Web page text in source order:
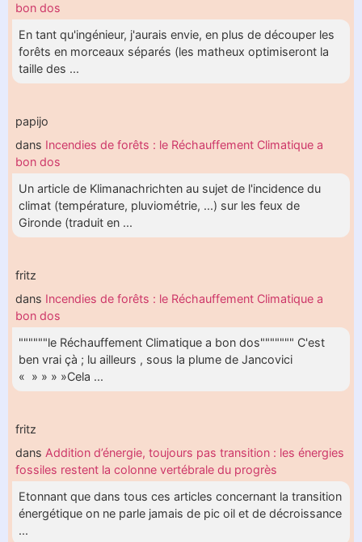
bon dos
En tant qu'ingénieur, j'aurais envie, en plus de découper les
forêts en morceaux séparés (les matheux optimiseront la
taille des ...
papijo
dans Incendies de forêts : le Réchauffement Climatique a
bon dos
Un article de Klimanachrichten au sujet de l'incidence du
climat (température, pluviométrie, ...) sur les feux de
Gironde (traduit en ...
fritz
dans Incendies de forêts : le Réchauffement Climatique a
bon dos
""""""le Réchauffement Climatique a bon dos""""""" C'est
ben vrai çà ; lu ailleurs , sous la plume de Jancovici
« » » » »Cela ...
fritz
dans Addition d’énergie, toujours pas transition : les énergies
fossiles restent la colonne vertébrale du progrès
Etonnant que dans tous ces articles concernant la transition
énergétique on ne parle jamais de pic oil et de décroissance
...